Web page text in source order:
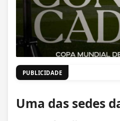
PUBLICIDADE
Uma das sedes